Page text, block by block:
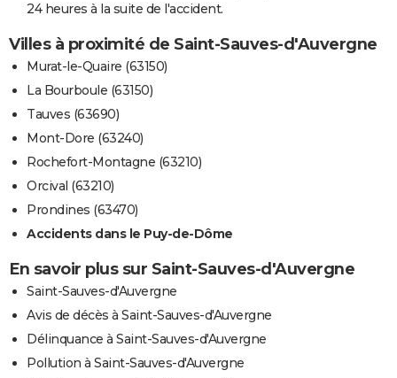
24 heures à la suite de l'accident.
Villes à proximité de Saint-Sauves-d'Auvergne
Murat-le-Quaire (63150)
La Bourboule (63150)
Tauves (63690)
Mont-Dore (63240)
Rochefort-Montagne (63210)
Orcival (63210)
Prondines (63470)
Accidents dans le Puy-de-Dôme
En savoir plus sur Saint-Sauves-d'Auvergne
Saint-Sauves-d'Auvergne
Avis de décès à Saint-Sauves-d'Auvergne
Délinquance à Saint-Sauves-d'Auvergne
Pollution à Saint-Sauves-d'Auvergne